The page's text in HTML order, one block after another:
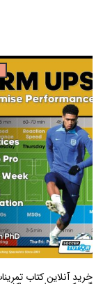
خرید آنلاین کتاب